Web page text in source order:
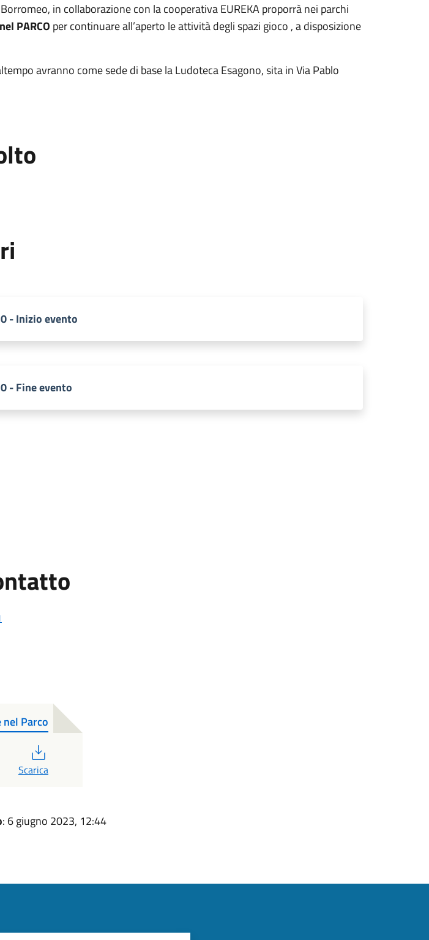
in collaborazione con la cooperativa EUREKA proporrà nei parchi
PARCO per continuare all’aperto le attività degli spazi gioco , a disposizione
avranno come sede di base la Ludoteca Esagono, sita in Via Pablo
- Inizio evento
- Fine evento
Parco
Scarica
: 6 giugno 2023, 12:44